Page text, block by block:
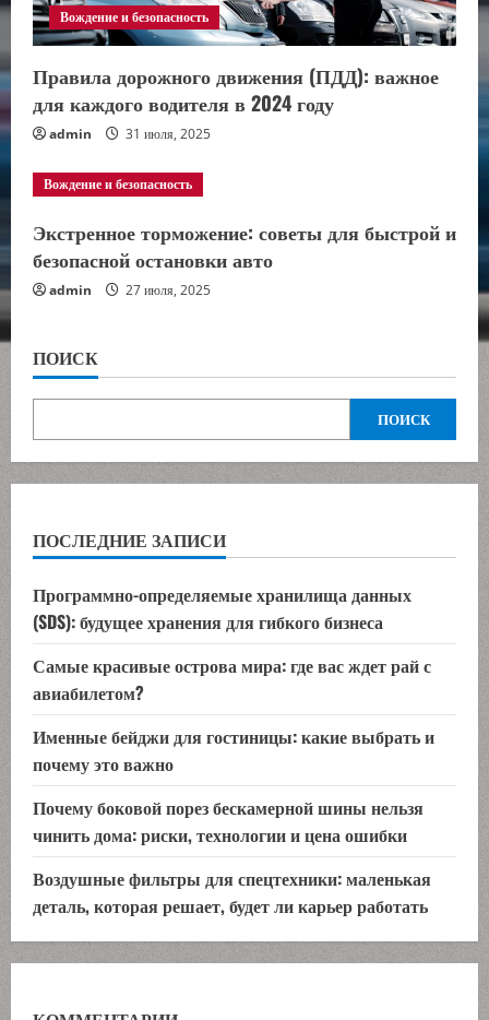
Вождение и безопасность
Правила дорожного движения (ПДД): важное
для каждого водителя в 2024 году
admin 31 июля, 2025
Вождение и безопасность
Экстренное торможение: советы для быстрой и
безопасной остановки авто
admin 27 июля, 2025
ПОИСК
ПОИСК
ПОСЛЕДНИЕ ЗАПИСИ
Программно-определяемые хранилища данных
(SDS): будущее хранения для гибкого бизнеса
Самые красивые острова мира: где вас ждет рай с
авиабилетом?
Именные бейджи для гостиницы: какие выбрать и
почему это важно
Почему боковой порез бескамерной шины нельзя
чинить дома: риски, технологии и цена ошибки
Воздушные фильтры для спецтехники: маленькая
деталь, которая решает, будет ли карьер работать